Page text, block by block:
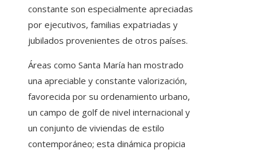
constante son especialmente apreciadas
por ejecutivos, familias expatriadas y
jubilados provenientes de otros países.
Áreas como Santa María han mostrado
una apreciable y constante valorización,
favorecida por su ordenamiento urbano,
un campo de golf de nivel internacional y
un conjunto de viviendas de estilo
contemporáneo; esta dinámica propicia